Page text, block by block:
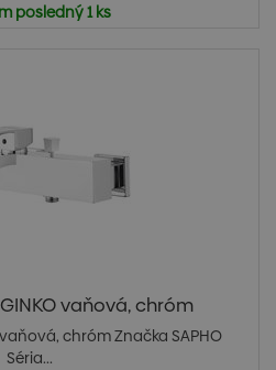
posledný 1 ks
vaňová, chróm
chróm Značka SAPHO
Séria...